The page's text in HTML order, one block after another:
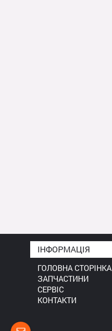
ІНФОРМАЦІЯ
ГОЛОВНА СТОРІНКА
ЗАПЧАСТИНИ
СЕРВІС
КОНТАКТИ